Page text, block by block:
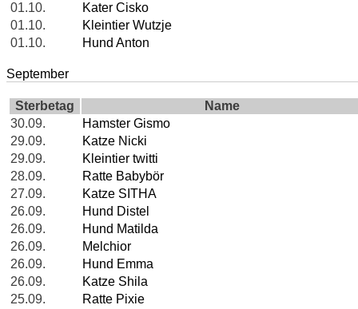
01.10.
Kater Cisko
01.10.
Kleintier Wutzje
01.10.
Hund Anton
September
Sterbetag
Name
30.09.
Hamster Gismo
29.09.
Katze Nicki
29.09.
Kleintier twitti
28.09.
Ratte Babybör
27.09.
Katze SITHA
26.09.
Hund Distel
26.09.
Hund Matilda
26.09.
Melchior
26.09.
Hund Emma
26.09.
Katze Shila
25.09.
Ratte Pixie